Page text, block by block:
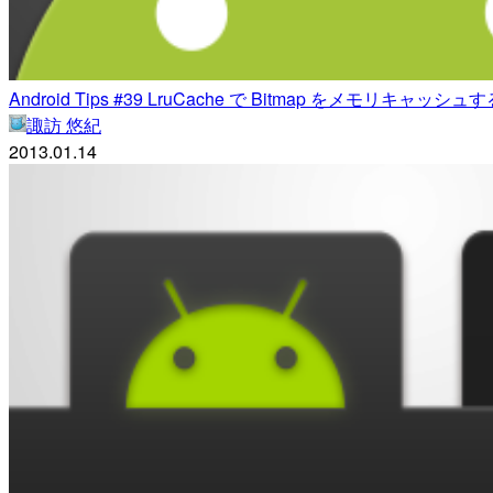
Android Tips #39 LruCache で Bitmap をメモリキャッシュす
諏訪 悠紀
2013.01.14